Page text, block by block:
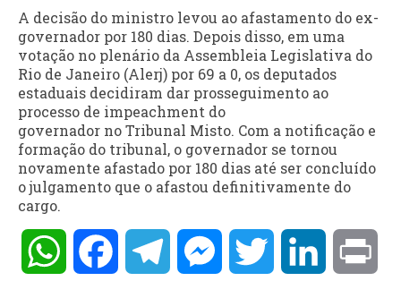
A decisão do ministro levou ao afastamento do ex-
governador por 180 dias. Depois disso, em uma
votação no plenário da Assembleia Legislativa do
Rio de Janeiro (Alerj) por 69 a 0, os deputados
estaduais decidiram dar prosseguimento ao
processo de impeachment do
governador no Tribunal Misto. Com a notificação e
formação do tribunal, o governador se tornou
novamente afastado por 180 dias até ser concluído
o julgamento que o afastou definitivamente do
cargo.
WhatsAppFacebookTelegramMessengerTwitter LinkedIn